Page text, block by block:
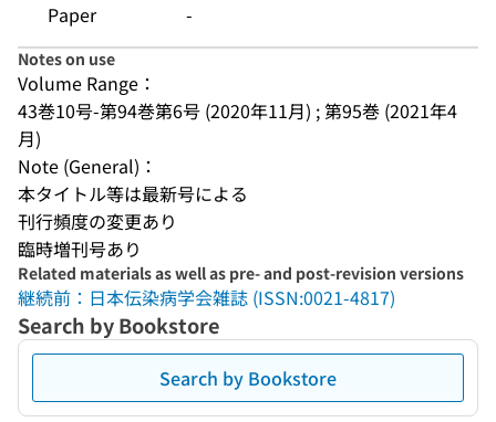
Paper -
Notes on use
Volume Range：
43巻10号-第94巻第6号 (2020年11月) ; 第95巻 (2021年4
月)
Note (General)：
本タイトル等は最新号による
刊行頻度の変更あり
臨時増刊号あり
Related materials as well as pre- and post-revision versions
継続前：日本伝染病学会雑誌 (ISSN:0021-4817)
Search by Bookstore
Search by Bookstore